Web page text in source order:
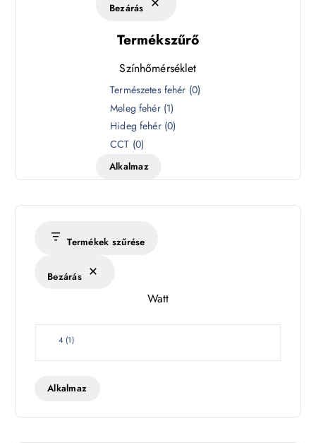
Bezárás
Termékszűrő
Színhőmérséklet
é
s
k
Természetes fehér (0)
Meleg fehér (1)
Hideg fehér (0)
CCT (0)
Alkalmaz
Termékek szűrése
Bezárás
Watt
W
t
4 (1)
Alkalmaz